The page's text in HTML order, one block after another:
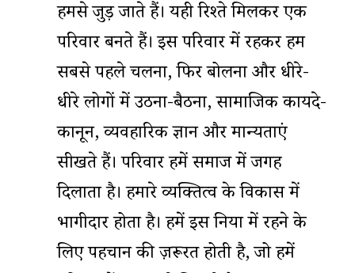
हमसे जुड़ जाते हैं। यही रिश्ते मिलकर एक
परिवार बनते हैं। इस परिवार में रहकर हम
सबसे पहले चलना, फिर बोलना और धीरे-
धीरे लोगों में उठना-बैठना, सामाजिक कायदे-
कानून, व्यवहारिक ज्ञान और मान्यताएं
सीखते हैं। परिवार हमें समाज में जगह
दिलाता है। हमारे व्यक्तित्व के विकास में
भागीदार होता है। हमें इस दुनिया में रहने के
लिए पहचान की ज़रूरत होती है, जो हमें